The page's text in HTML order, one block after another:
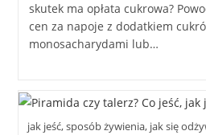
skutek ma opłata cukrowa?
cen za napoje z dodatkiem
monosacharydami lub…
jak jeść, sposób żywienia, jak się